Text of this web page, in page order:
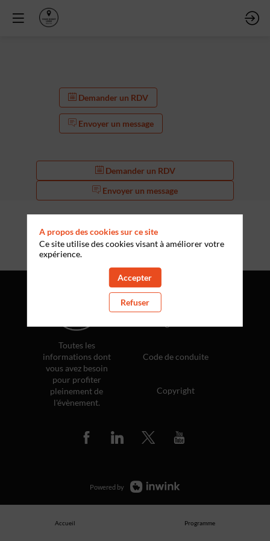
Demander un RDV
Envoyer un message
Demander un RDV
Envoyer un message
Toutes les
informations dont
vous avez besoin
pour profiter
pleinement de
l'évènement.
Politique de confidentialité
Code de conduite
Copyright
Powered by
Accueil Programme
A propos des cookies sur ce site
Ce site utilise des cookies visant à améliorer votre
expérience.
Accepter
Refuser